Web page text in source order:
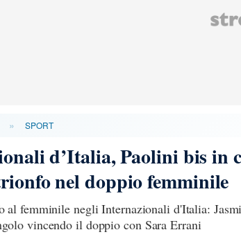
» SPORT
d’Italia, Paolini bis in
nel doppio femminile
al femminile negli Internazionali d'Italia:
vincendo il doppio con Sara Errani